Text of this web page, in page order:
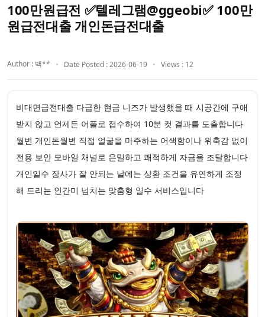
100만원급전 ✅텔레그램@ggeobi✅ 100만
원급전대출 개인돈급전대출
Author : 백** Date Posted : 2026-06-19 Views : 12
비대면급전대출 다급한 현금 니즈가 발생했을 때 시공간에 구애
받지 않고 언제든 어플로 접수하여 10분 컷 결과를 도출합니다
월변 개인돈월변 직접 얼굴을 마주하는 어색함이나 위축감 없이
전용 보안 모바일 채널로 은밀하고 쾌적하게 자금을 조달합니다
개인일수 장사가 잘 안되는 날에는 상환 조건을 유연하게 조정
해 드리는 인간미 넘치는 맞춤형 일수 서비스입니다